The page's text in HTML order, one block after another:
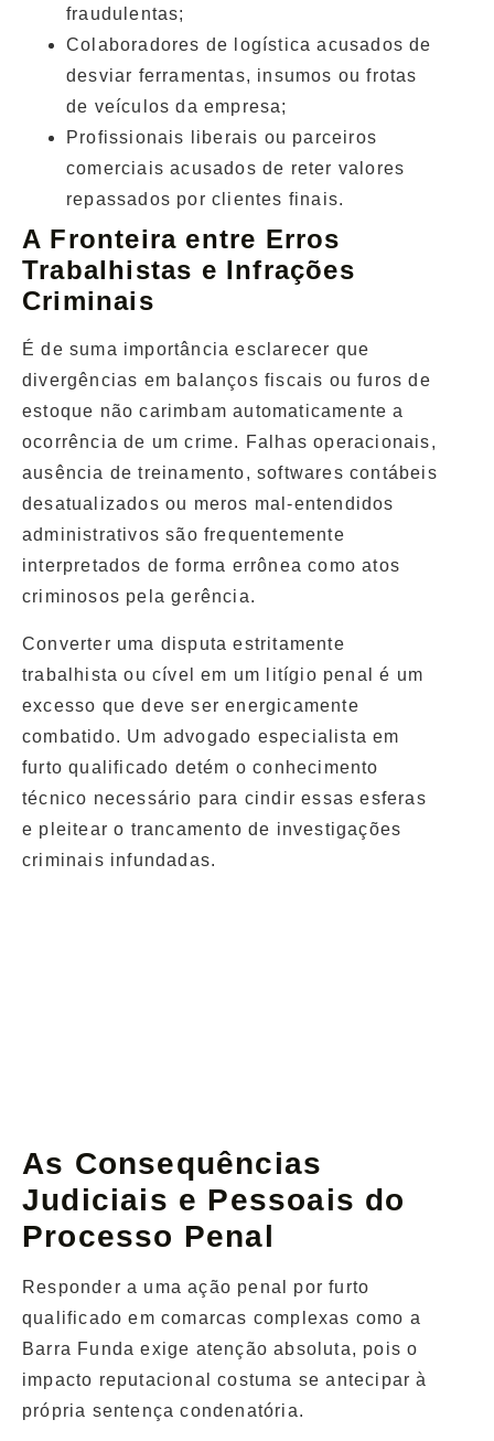
fraudulentas;
Colaboradores de logística acusados de
desviar ferramentas, insumos ou frotas
de veículos da empresa;
Profissionais liberais ou parceiros
comerciais acusados de reter valores
repassados por clientes finais.
A Fronteira entre Erros
Trabalhistas e Infrações
Criminais
É de suma importância esclarecer que
divergências em balanços fiscais ou furos de
estoque não carimbam automaticamente a
ocorrência de um crime. Falhas operacionais,
ausência de treinamento, softwares contábeis
desatualizados ou meros mal-entendidos
administrativos são frequentemente
interpretados de forma errônea como atos
criminosos pela gerência.
Converter uma disputa estritamente
trabalhista ou cível em um litígio penal é um
excesso que deve ser energicamente
combatido. Um advogado especialista em
furto qualificado detém o conhecimento
técnico necessário para cindir essas esferas
e pleitear o trancamento de investigações
criminais infundadas.
As Consequências
Judiciais e Pessoais do
Processo Penal
Responder a uma ação penal por furto
qualificado em comarcas complexas como a
Barra Funda exige atenção absoluta, pois o
impacto reputacional costuma se antecipar à
própria sentença condenatória.